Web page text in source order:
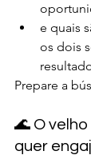
e quais
os dois
Prepare a
🌊 O
quer